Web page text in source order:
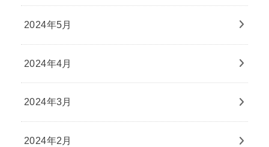
2024年5月
2024年4月
2024年3月
2024年2月